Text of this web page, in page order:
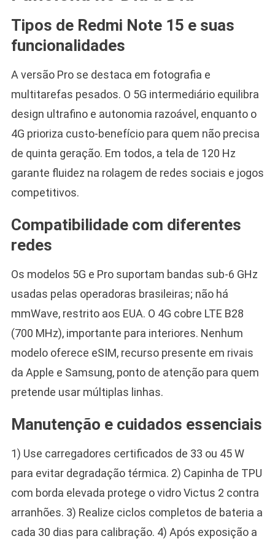
Tipos de Redmi Note 15 e suas
funcionalidades
A versão Pro se destaca em fotografia e
multitarefas pesados. O 5G intermediário equilibra
design ultrafino e autonomia razoável, enquanto o
4G prioriza custo-benefício para quem não precisa
de quinta geração. Em todos, a tela de 120 Hz
garante fluidez na rolagem de redes sociais e jogos
competitivos.
Compatibilidade com diferentes
redes
Os modelos 5G e Pro suportam bandas sub-6 GHz
usadas pelas operadoras brasileiras; não há
mmWave, restrito aos EUA. O 4G cobre LTE B28
(700 MHz), importante para interiores. Nenhum
modelo oferece eSIM, recurso presente em rivais
da Apple e Samsung, ponto de atenção para quem
pretende usar múltiplas linhas.
Manutenção e cuidados essenciais
1) Use carregadores certificados de 33 ou 45 W
para evitar degradação térmica. 2) Capinha de TPU
com borda elevada protege o vidro Victus 2 contra
arranhões. 3) Realize ciclos completos de bateria a
cada 30 dias para calibração. 4) Após exposição a